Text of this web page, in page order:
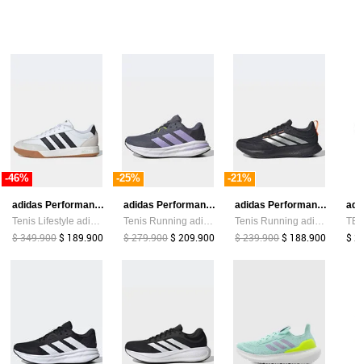
-46%
adidas Performance
$ 349.900$ 189.900
-25%
adidas Performance
$ 279.900$ 209.900
-21%
adidas Performance
$ 239.900$ 188.900 $